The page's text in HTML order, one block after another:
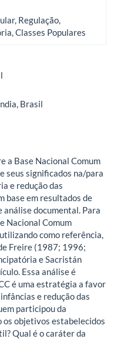
Regulação,
Classes Populares
Brasil
a Base Nacional Comum
seus significados na/para
e redução das
base em resultados de
análise documental. Para
Nacional Comum
como referência,
Freire (1987; 1996;
e Sacristán
Essa análise é
é uma estratégia a favor
e redução das
participou da
os objetivos estabelecidos
Qual é o caráter da